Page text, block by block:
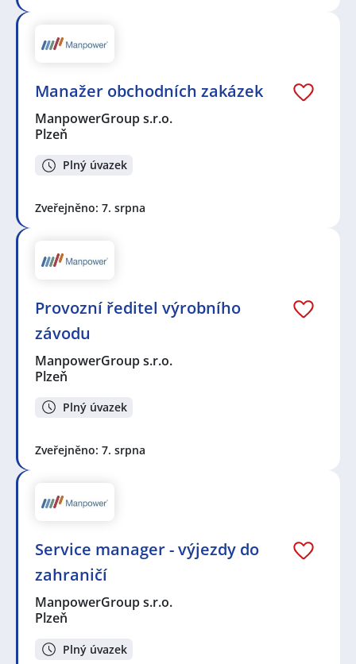
Manažer obchodních zakázek
ManpowerGroup s.r.o.
Plzeň
Plný úvazek
Zveřejněno: 7. srpna
Provozní ředitel výrobního
závodu
ManpowerGroup s.r.o.
Plzeň
Plný úvazek
Zveřejněno: 7. srpna
Service manager - výjezdy do
zahraničí
ManpowerGroup s.r.o.
Plzeň
Plný úvazek